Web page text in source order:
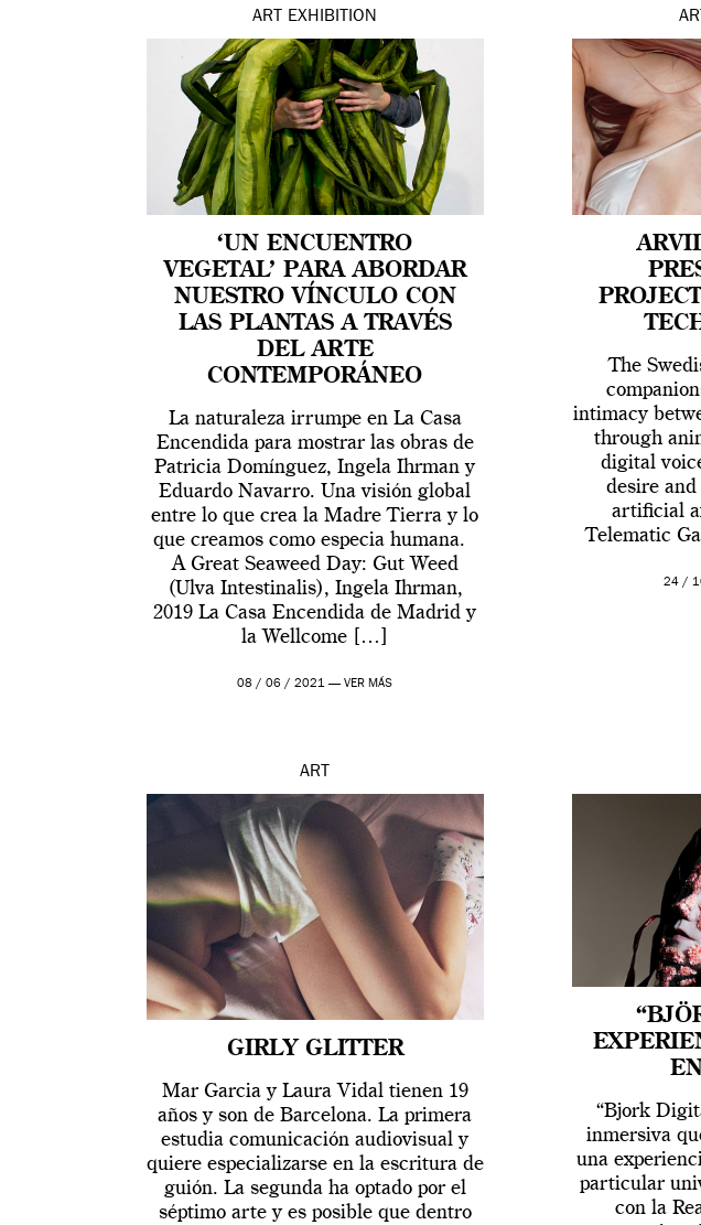
ART EXHIBITION
‘UN ENCUENTRO
VEGETAL’ PARA ABORDAR
NUESTRO VÍNCULO CON
LAS PLANTAS A TRAVÉS
DEL ARTE
CONTEMPORÁNEO
La naturaleza irrumpe en La Casa
Encendida para mostrar las obras de
Patricia Domínguez, Ingela Ihrman y
Eduardo Navarro. Una visión global
entre lo que crea la Madre Tierra y lo
que creamos como especia humana.
A Great Seaweed Day: Gut Weed
(Ulva Intestinalis), Ingela Ihrman,
2019 La Casa Encendida de Madrid y
la Wellcome […]
08 / 06 / 2021 —VER MÁS
The
intimacy
through
digital
desire
artificial
Telematic
24 /
ART
GIRLY GLITTER
Mar Garcia y Laura Vidal tienen 19
años y son de Barcelona. La primera
estudia comunicación audiovisual y
quiere especializarse en la escritura de
guión. La segunda ha optado por el
séptimo arte y es posible que dentro
“Bjork
inmersiva
una
particular
con la